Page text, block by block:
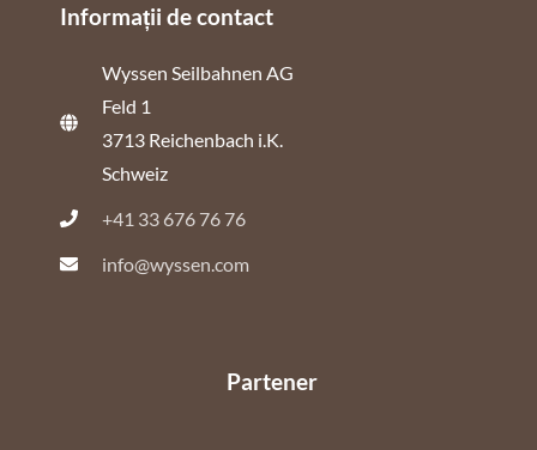
Informații de contact
Wyssen Seilbahnen AG
Feld 1
3713 Reichenbach i.K.
Schweiz
+41 33 676 76 76
info@wyssen.com
Partener